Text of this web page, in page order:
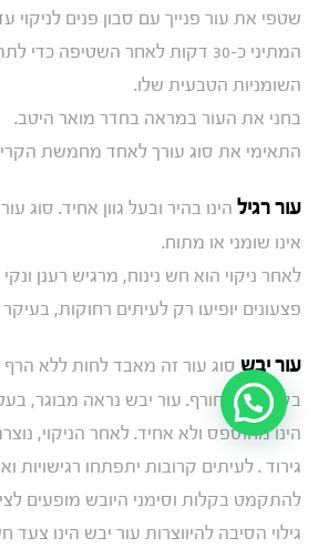
שטפי את עור פנייך עם סבון פנים לניקוי
המתיני כ-30 דקות לאחר השטיפה
השומניות הטבעית שלו.
בחני את העור במראה בחדר מואר היטב.
התאימי את סוג עורך לאחד מחמשת
עור רגיל הינו בהיר ובעל גוון אחיד. סוג
אינו שומני או מתוח.
לאחר ניקוי הוא חש נינוח, מרגיש רענן
פצעונים יופיעו רק לעיתים רחוקות, בעיקר
עור יבש סוג עור זה מאבד לחות ללא הרף
בקיץ וגם בחורף. עור יבש נראה מבוגר,
הינו מחוספס ולא אחיד. לאחר הניקוי,
גירוד . לעיתים קרובות יתפתחו רגישויות
להתקמט בקלות וסימני היובש מופעים
גילוי הסיבה להיווצרות עור יבש הינו